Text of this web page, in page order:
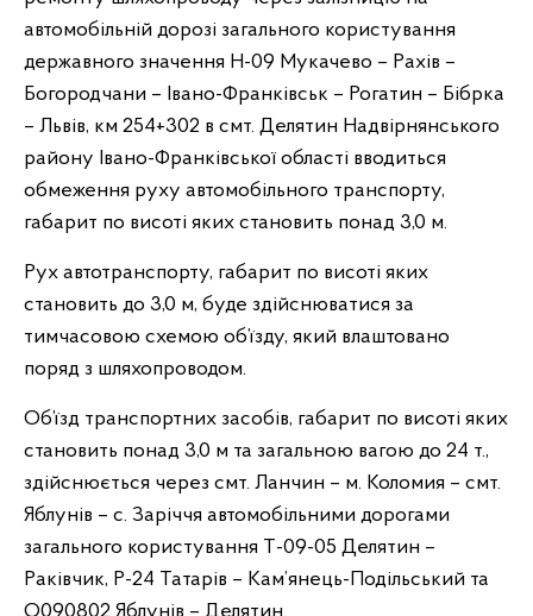
автомобільній дорозі загального користування
державного значення Н-09 Мукачево – Рахів –
Богородчани – Івано-Франківськ – Рогатин – Бібрка
– Львів, км 254+302 в смт. Делятин Надвірнянського
району Івано-Франківської області вводиться
обмеження руху автомобільного транспорту,
габарит по висоті яких становить понад 3,0 м.
Рух автотранспорту, габарит по висоті яких
становить до 3,0 м, буде здійснюватися за
тимчасовою схемою об’їзду, який влаштовано
поряд з шляхопроводом.
Об’їзд транспортних засобів, габарит по висоті яких
становить понад 3,0 м та загальною вагою до 24 т.,
здійснюється через смт. Ланчин – м. Коломия – смт.
Яблунів – с. Заріччя автомобільними дорогами
загального користування Т-09-05 Делятин –
Раківчик, Р-24 Татарів – Кам’янець-Подільський та